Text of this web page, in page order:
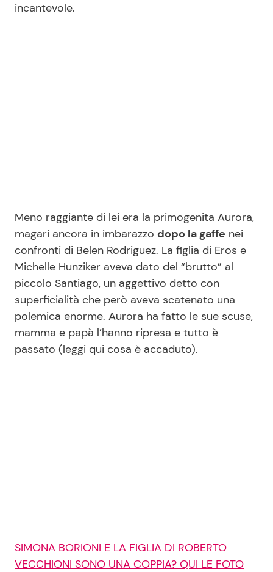
Disclaimer e Privacy
Redazione
Contattaci
Pubblicità
Privacy Policy
incantevole.
Meno raggiante di lei era la primogenita Aurora,
magari ancora in imbarazzo dopo la gaffe nei
confronti di Belen Rodriguez. La figlia di Eros e
Michelle Hunziker aveva dato del “brutto” al
piccolo Santiago, un aggettivo detto con
superficialità che però aveva scatenato una
polemica enorme. Aurora ha fatto le sue scuse,
mamma e papà l’hanno ripresa e tutto è
passato (leggi qui cosa è accaduto).
SIMONA BORIONI E LA FIGLIA DI ROBERTO
VECCHIONI SONO UNA COPPIA? QUI LE FOTO